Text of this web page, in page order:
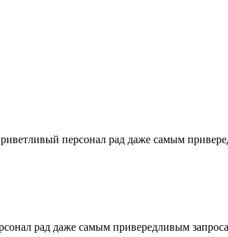
персонал рад даже самым
рад даже самым привередливым